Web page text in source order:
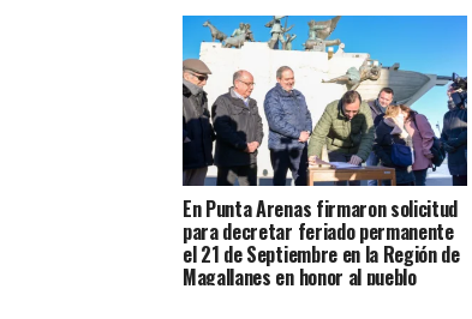
En Punta Arenas firmaron solicitud
para decretar feriado permanente
el 21 de Septiembre en la Región de
Magallanes en honor al pueblo